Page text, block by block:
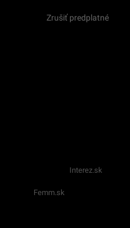
Zrušiť predplatné
Interez.sk
Femm.sk